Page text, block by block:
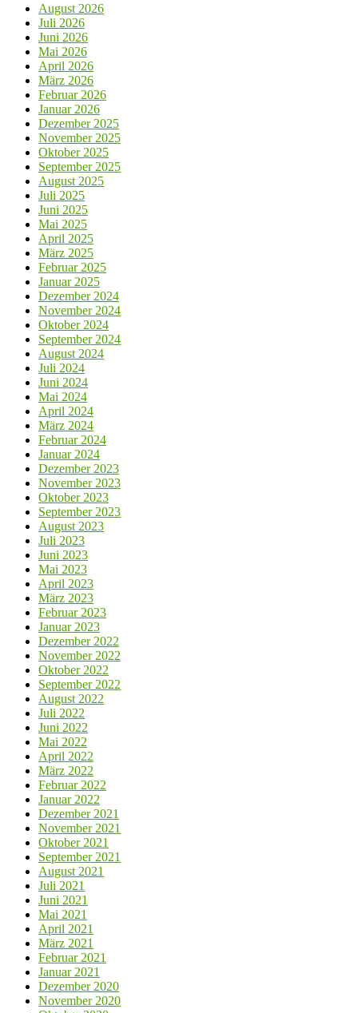
August 2026
Juli 2026
Juni 2026
Mai 2026
April 2026
März 2026
Februar 2026
Januar 2026
Dezember 2025
November 2025
Oktober 2025
September 2025
August 2025
Juli 2025
Juni 2025
Mai 2025
April 2025
März 2025
Februar 2025
Januar 2025
Dezember 2024
November 2024
Oktober 2024
September 2024
August 2024
Juli 2024
Juni 2024
Mai 2024
April 2024
März 2024
Februar 2024
Januar 2024
Dezember 2023
November 2023
Oktober 2023
September 2023
August 2023
Juli 2023
Juni 2023
Mai 2023
April 2023
März 2023
Februar 2023
Januar 2023
Dezember 2022
November 2022
Oktober 2022
September 2022
August 2022
Juli 2022
Juni 2022
Mai 2022
April 2022
März 2022
Februar 2022
Januar 2022
Dezember 2021
November 2021
Oktober 2021
September 2021
August 2021
Juli 2021
Juni 2021
Mai 2021
April 2021
März 2021
Februar 2021
Januar 2021
Dezember 2020
November 2020